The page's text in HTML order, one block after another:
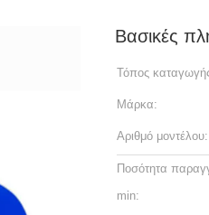
Βασικές
Τόπος
Μάρκα:
Αριθμό μοντέλου:
Ποσότητα
min: